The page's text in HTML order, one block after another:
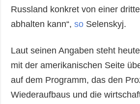
Russland konkret von einer
abhalten kann“,so Selenskyj.
Laut seinen Angaben steht
mit der amerikanischen Seite
auf dem Programm, das den
Wiederaufbaus und die